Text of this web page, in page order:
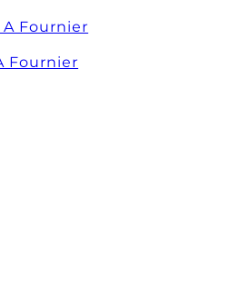
Fournier
Fournier